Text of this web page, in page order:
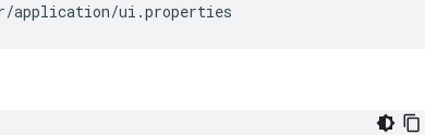
application/ui.properties